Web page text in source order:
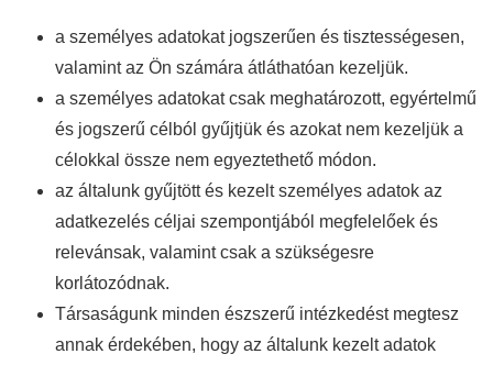
a személyes adatokat jogszerűen és tisztességesen,
valamint az Ön számára átláthatóan kezeljük.
a személyes adatokat csak meghatározott, egyértelmű
és jogszerű célból gyűjtjük és azokat nem kezeljük a
célokkal össze nem egyeztethető módon.
az általunk gyűjtött és kezelt személyes adatok az
adatkezelés céljai szempontjából megfelelőek és
relevánsak, valamint csak a szükségesre
korlátozódnak.
Társaságunk minden észszerű intézkedést megtesz
annak érdekében, hogy az általunk kezelt adatok